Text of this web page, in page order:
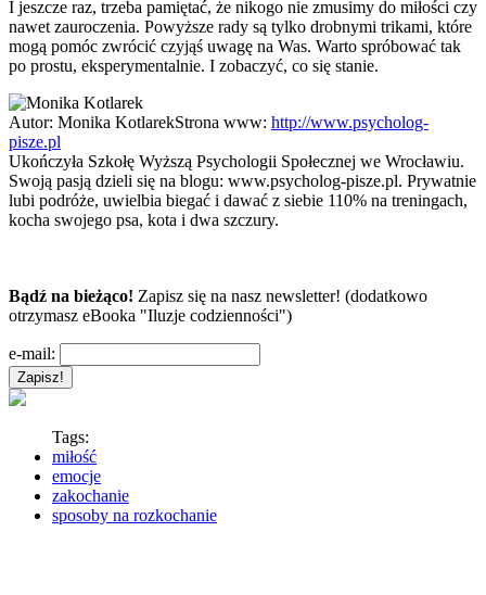
I jeszcze raz, trzeba pamiętać, że nikogo nie zmusimy do miłości czy
nawet zauroczenia. Powyższe rady są tylko drobnymi trikami, które
mogą pomóc zwrócić czyjąś uwagę na Was. Warto spróbować tak
po prostu, eksperymentalnie. I zobaczyć, co się stanie.
Autor: Monika KotlarekStrona www: http://www.psycholog-
pisze.pl
Ukończyła Szkołę Wyższą Psychologii Społecznej we Wrocławiu.
Swoją pasją dzieli się na blogu: www.psycholog-pisze.pl. Prywatnie
lubi podróże, uwielbia biegać i dawać z siebie 110% na treningach,
kocha swojego psa, kota i dwa szczury.
Bądź na bieżąco! Zapisz się na nasz newsletter! (dodatkowo
otrzymasz eBooka "Iluzje codzienności")
e-mail:
Tags:
miłość
emocje
zakochanie
sposoby na rozkochanie